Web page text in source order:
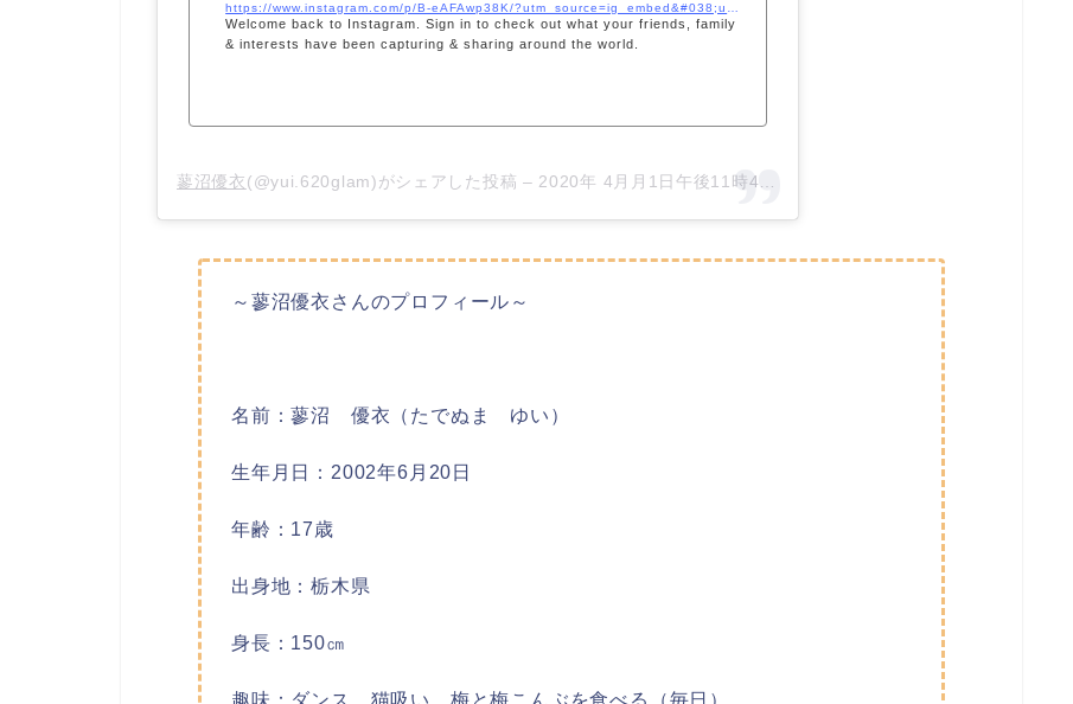
https://www.instagram.com/p/B-eAFAwp38K/?utm_source=ig_embed&#038;utm_campaign=loading
Welcome back to Instagram. Sign in to check out what your friends, family
& interests have been capturing & sharing around the world.
蓼沼優衣(@yui.620glam)がシェアした投稿 – 2020年 4月月1日午後11時40分PDT
～蓼沼優衣さんのプロフィール～
名前：蓼沼 優衣（たでぬま ゆい）
生年月日：2002年6月20日
年齢：17歳
出身地：栃木県
身長：150㎝